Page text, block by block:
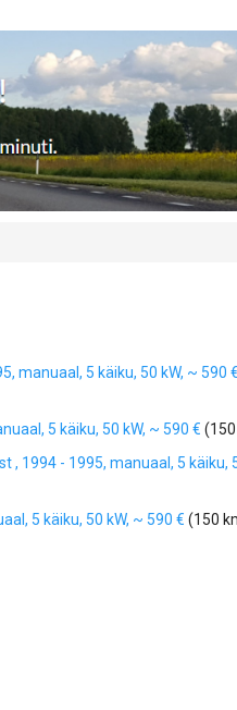
manuaal, 5 käiku, 50 kW, ~ 590 €
5 käiku, 50 kW, ~ 590 €
, 1994 - 1995, manuaal, 5 käiku,
5 käiku, 50 kW, ~ 590 € (150